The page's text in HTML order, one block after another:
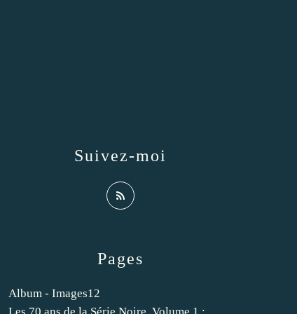
Pages
Album - Images12
Suivez-moi